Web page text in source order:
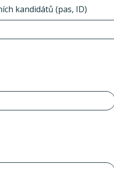
kandidátů (pas, ID)